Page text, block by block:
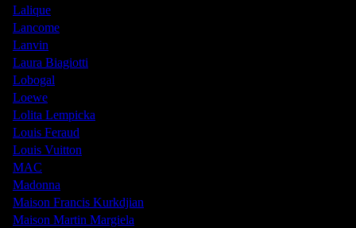
Lalique
Lancome
Lanvin
Laura Biagiotti
Lobogal
Loewe
Lolita Lempicka
Louis Feraud
Louis Vuitton
MAC
Madonna
Maison Francis Kurkdjian
Maison Martin Margiela